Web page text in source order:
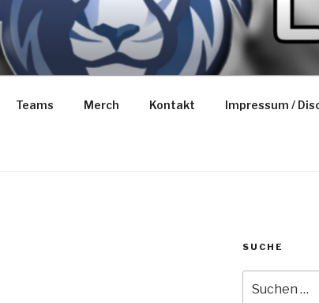
Teams Merch Kontakt Impressum /
SUCHE
nach: